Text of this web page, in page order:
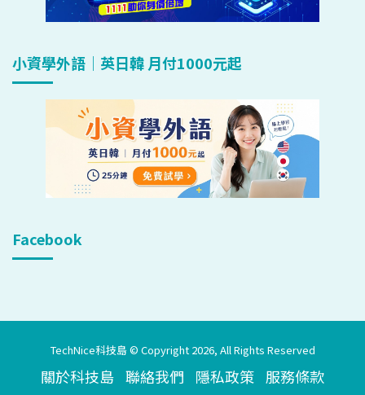
小資學外語｜英日韓 月付1000元起
Facebook
TechNice科技島 © Copyright 2026, All Rights Reserved
關於科技島 聯絡我們 隱私政策 服務條款